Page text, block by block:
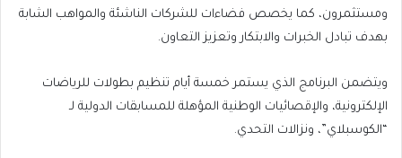
ومستثمرون، كما يخصص فضاءات للشركات الناشئة والمواهب الشابة
بهدف تبادل الخبرات والابتكار وتعزيز التعاون.
ويتضمن البرنامج الذي يستمر خمسة أيام تنظيم بطولات للرياضات
الإلكترونية، والإقصائيات الوطنية المؤهلة للمسابقات الدولية لـ
“الكوسبلاي”، ونزالات التحدي.